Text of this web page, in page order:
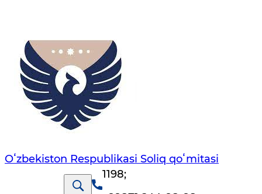
Oʻzbekiston Respublikasi Soliq qoʻmitasi
1198;